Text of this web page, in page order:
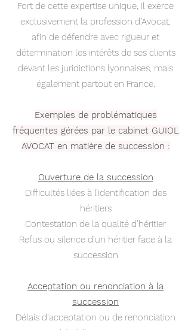
​Fort de cette expertise unique, il exerce
exclusivement la profession d’Avocat,
afin de défendre avec rigueur et
détermination les intérêts de ses clients
devant les juridictions lyonnaises, mais
également partout en France.
Exemples de problématiques
fréquentes gérées par le cabinet GUIOL
AVOCAT en matière de succession :
Ouverture de la succession
Difficultés liées à l’identification des
héritiers
Contestation de la qualité d’héritier
Refus ou silence d’un héritier face à la
succession
Acceptation ou renonciation à la
succession
Délais d’acceptation ou de renonciation